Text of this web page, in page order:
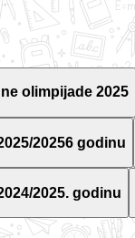
olimpijade 2025
20256 godinu
2025. godinu